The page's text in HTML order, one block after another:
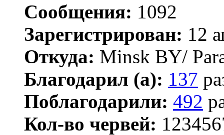
Сообщения: 1092
Зарегистрирован: 12
Откуда: Minsk BY/
Благодарил (а): 137
Поблагодарили: 492
Кол-во червей: